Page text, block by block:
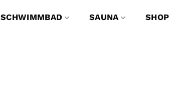
SCHWIMMBAD SAUNA SHOP